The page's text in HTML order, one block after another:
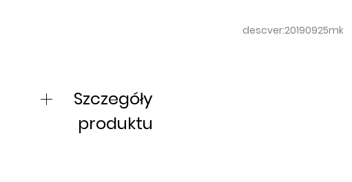
descver:20190925mk
Szczegóły
produktu